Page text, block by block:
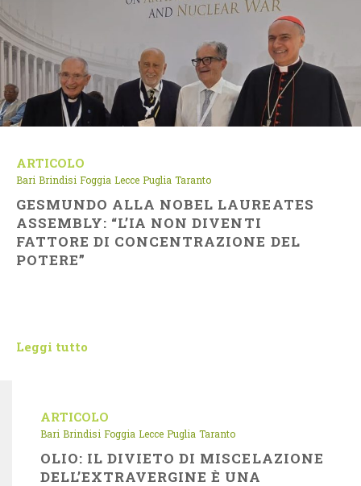
ARTICOLO
Bari Brindisi Foggia Lecce Puglia Taranto
GESMUNDO ALLA NOBEL LAUREATES
ASSEMBLY: “L’IA NON DIVENTI
FATTORE DI CONCENTRAZIONE DEL
POTERE”
Leggi tutto
ARTICOLO
Bari Brindisi Foggia Lecce Puglia Taranto
OLIO: IL DIVIETO DI MISCELAZIONE
DELL’EXTRAVERGINE È UNA